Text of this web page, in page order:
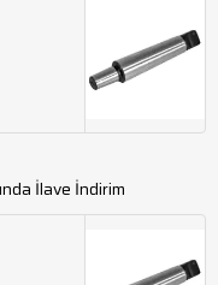
İlave İndirim